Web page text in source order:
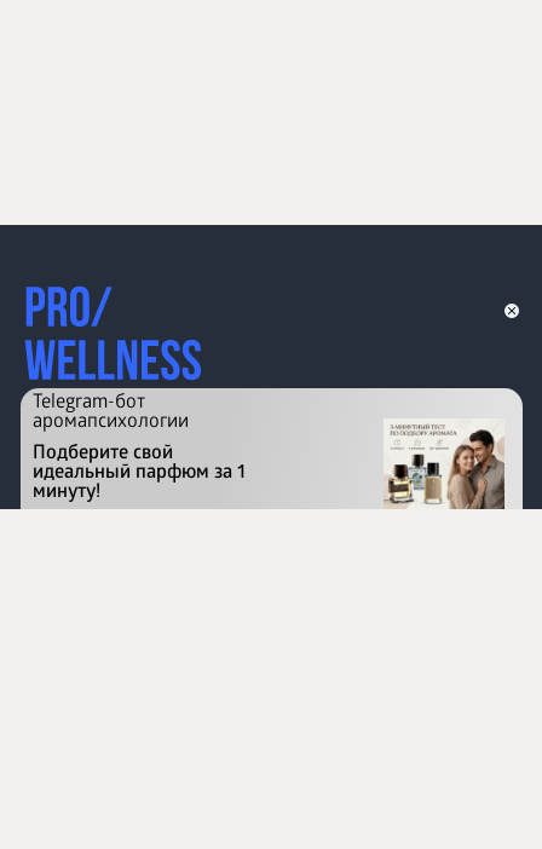
Перейти на сайт
Telegram-бот
аромапсихологии
Подберите свой
идеальный парфюм за 1
минуту!